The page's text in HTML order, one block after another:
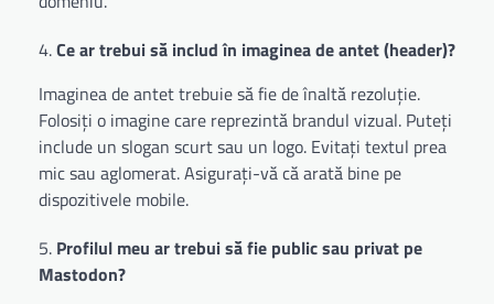
Ce ar trebui să includ în imaginea de antet (header)?
Imaginea de antet trebuie să fie de înaltă rezoluție.
Folosiți o imagine care reprezintă brandul vizual. Puteți
include un slogan scurt sau un logo. Evitați textul prea
mic sau aglomerat. Asigurați-vă că arată bine pe
dispozitivele mobile.
Profilul meu ar trebui să fie public sau privat pe
Mastodon?